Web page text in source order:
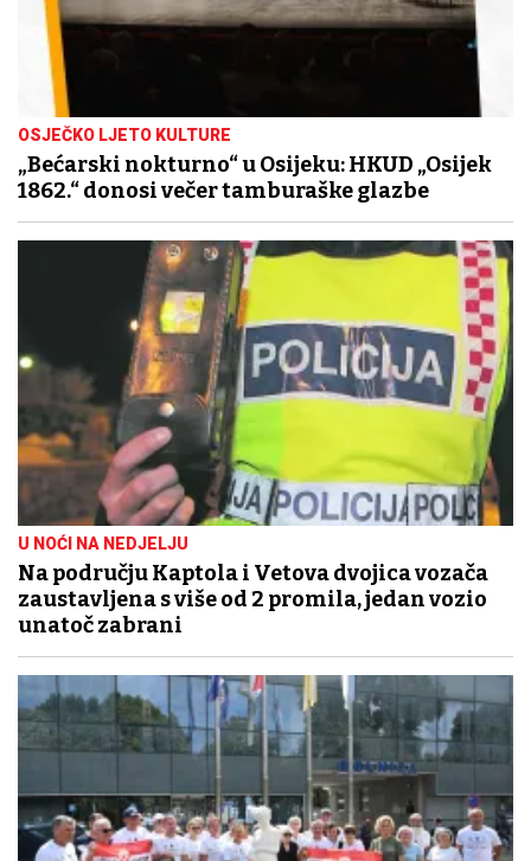
OSJEČKO LJETO KULTURE
„Bećarski nokturno“ u Osijeku: HKUD „Osijek
1862.“ donosi večer tamburaške glazbe
U NOĆI NA NEDJELJU
Na području Kaptola i Vetova dvojica vozača
zaustavljena s više od 2 promila, jedan vozio
unatoč zabrani